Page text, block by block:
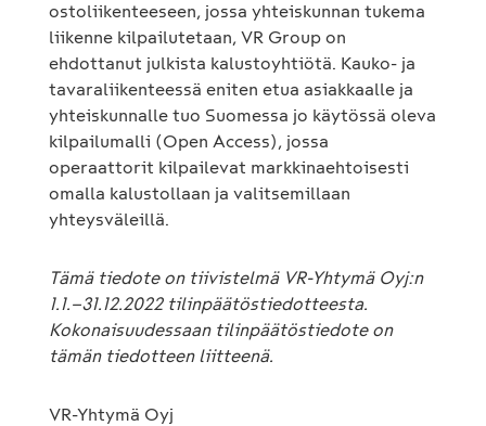
ostoliikenteeseen, jossa yhteiskunnan tukema
liikenne kilpailutetaan, VR Group on
ehdottanut julkista kalustoyhtiötä. Kauko- ja
tavaraliikenteessä eniten etua asiakkaalle ja
yhteiskunnalle tuo Suomessa jo käytössä oleva
kilpailumalli (Open Access), jossa
operaattorit kilpailevat markkinaehtoisesti
omalla kalustollaan ja valitsemillaan
yhteysväleillä.
Tämä tiedote on tiivistelmä VR-Yhtymä Oyj:n
1.1.–31.12.2022 tilinpäätöstiedotteesta.
Kokonaisuudessaan tilinpäätöstiedote on
tämän tiedotteen liitteenä.
VR-Yhtymä Oyj